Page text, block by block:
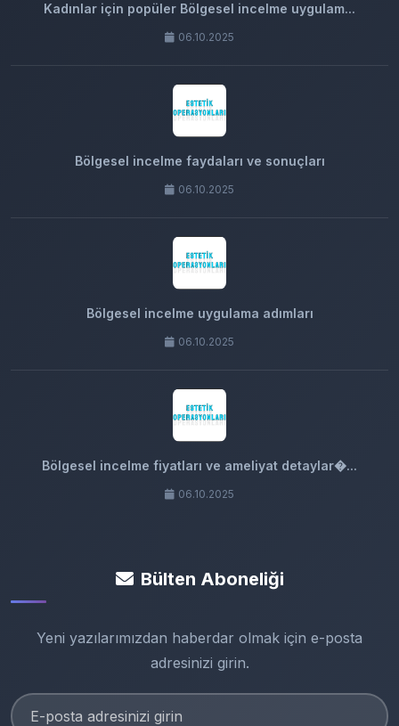
Kadınlar için popüler Bölgesel incelme uygulam...
06.10.2025
Bölgesel incelme faydaları ve sonuçları
06.10.2025
Bölgesel incelme uygulama adımları
06.10.2025
Bölgesel incelme fiyatları ve ameliyat detaylar�...
06.10.2025
Bülten Aboneliği
Yeni yazılarımızdan haberdar olmak için e-posta
adresinizi girin.